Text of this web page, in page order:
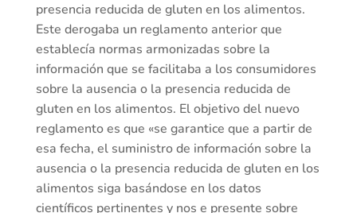
presencia reducida de gluten en los alimentos.
Este derogaba un reglamento anterior que
establecía normas armonizadas sobre la
información que se facilitaba a los consumidores
sobre la ausencia o la presencia reducida de
gluten en los alimentos. El objetivo del nuevo
reglamento es que «se garantice que a partir de
esa fecha, el suministro de información sobre la
ausencia o la presencia reducida de gluten en los
alimentos siga basándose en los datos
científicos pertinentes y nos e presente sobre